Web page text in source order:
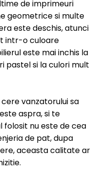
de imprimeuri
geometrice si multe
este deschis, atunci
intr-o culoare
este mai inchis la
pastel si la culori mult
vanzatorului sa
aspra, si te
nu este de cea
de pat, dupa
aceasta calitate ar